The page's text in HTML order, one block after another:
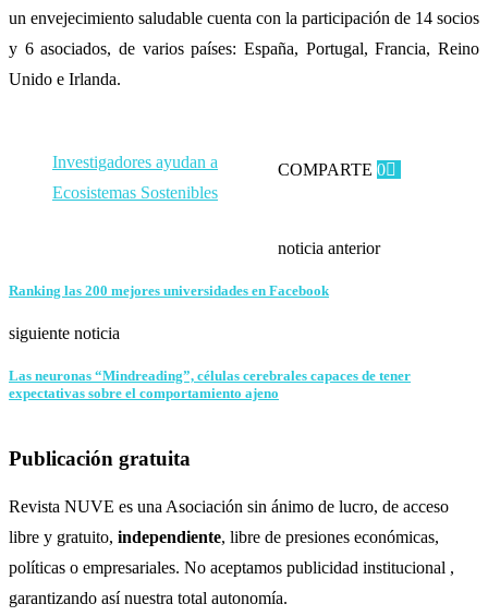
un envejecimiento saludable cuenta con la participación de 14 socios
y 6 asociados, de varios países: España, Portugal, Francia, Reino
Unido e Irlanda.
Investigadores ayudan a
Ecosistemas Sostenibles
COMPARTE 0
noticia anterior
Ranking las 200 mejores universidades en Facebook
siguiente noticia
Las neuronas “Mindreading”, células cerebrales capaces de tener
expectativas sobre el comportamiento ajeno
Publicación gratuita
Revista NUVE es una Asociación sin ánimo de lucro, de acceso
libre y gratuito, independiente, libre de presiones económicas,
políticas o empresariales. No aceptamos publicidad institucional ,
garantizando así nuestra total autonomía.